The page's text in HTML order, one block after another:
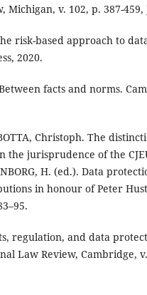
Michigan, v. 102, p. 387-459,
risk-based approach to
2020.
facts and norms.
Christoph. The
the jurisprudence of the
H. (ed.). Data
in honour of Peter
regulation, and data
Law Review, Cambridge,